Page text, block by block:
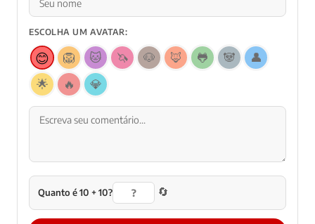
ESCOLHA UM AVATAR:
😊 🦁 🐱 🦄 🐶 🦊 🐸 🐼
👤
🌟
🔥 💎
Quanto é 10 + 10? 🔄